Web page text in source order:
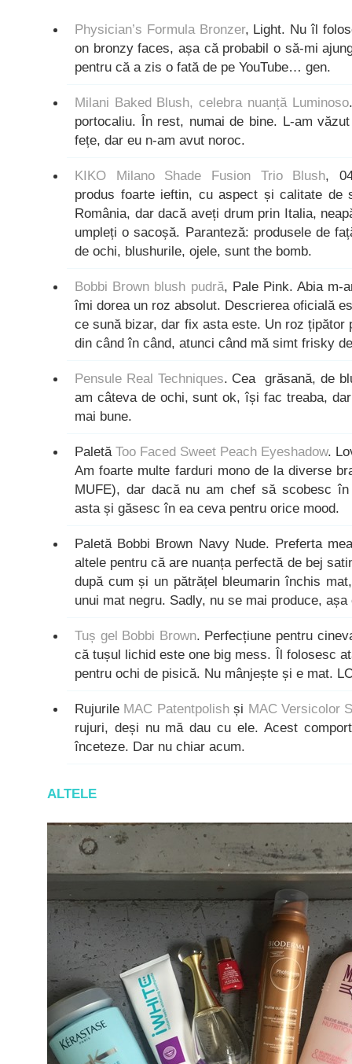
Physician’s Formula Bronzer, Light. Nu îl
on bronzy faces, așa că probabil o să-mi
pentru că a zis o fată de pe YouTube… gen.
Milani Baked Blush, celebra nuanță Luminoso
portocaliu. În rest, numai de bine. L-am
fețe, dar eu n-am avut noroc.
KIKO Milano Shade Fusion Trio Blush,
produs foarte ieftin, cu aspect și calitate de
România, dar dacă aveți drum prin Italia,
umpleți o sacoșă. Paranteză: produsele de
de ochi, blushurile, ojele, sunt the bomb.
Bobbi Brown blush pudră, Pale Pink. Abia m-
îmi dorea un roz absolut. Descrierea oficială
ce sună bizar, dar fix asta este. Un roz țipător
din când în când, atunci când mă simt frisky
Pensule Real Techniques. Cea grăsană, de
am câteva de ochi, sunt ok, își fac treaba,
mai bune.
PaletăToo Faced Sweet Peach Eyeshadow.
Am foarte multe farduri mono de la diverse
MUFE), dar dacă nu am chef să scobesc în
asta și găsesc în ea ceva pentru orice mood.
Paletă Bobbi Brown Navy Nude. Preferta
altele pentru că are nuanța perfectă de bej
după cum și un pătrățel bleumarin închis
unui mat negru. Sadly, nu se mai produce,
Tuș gel Bobbi Brown. Perfecțiune pentru
că tușul lichid este one big mess. Îl folosesc
pentru ochi de pisică. Nu mânjește și e mat.
Rujurile MAC Patentpolishși MAC Versicolor
rujuri, deși nu mă dau cu ele. Acest
înceteze. Dar nu chiar acum.
ALTELE